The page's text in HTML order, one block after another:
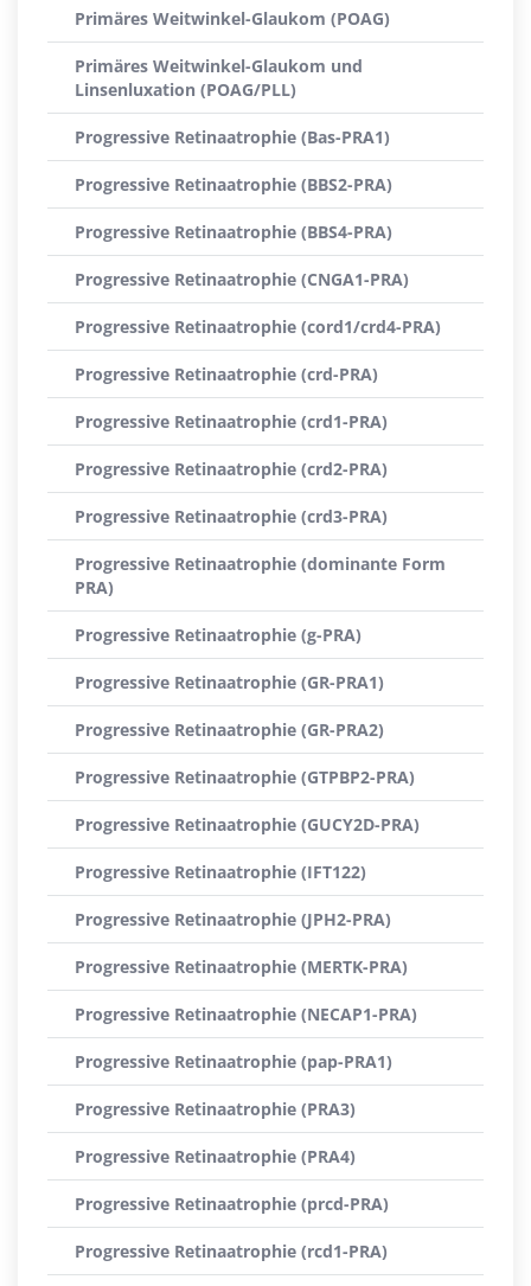
Primäres Weitwinkel-Glaukom (POAG)
Primäres Weitwinkel-Glaukom und
Linsenluxation (POAG/PLL)
Progressive Retinaatrophie (Bas-PRA1)
Progressive Retinaatrophie (BBS2-PRA)
Progressive Retinaatrophie (BBS4-PRA)
Progressive Retinaatrophie (CNGA1-PRA)
Progressive Retinaatrophie (cord1/crd4-PRA)
Progressive Retinaatrophie (crd-PRA)
Progressive Retinaatrophie (crd1-PRA)
Progressive Retinaatrophie (crd2-PRA)
Progressive Retinaatrophie (crd3-PRA)
Progressive Retinaatrophie (dominante Form
PRA)
Progressive Retinaatrophie (g-PRA)
Progressive Retinaatrophie (GR-PRA1)
Progressive Retinaatrophie (GR-PRA2)
Progressive Retinaatrophie (GTPBP2-PRA)
Progressive Retinaatrophie (GUCY2D-PRA)
Progressive Retinaatrophie (IFT122)
Progressive Retinaatrophie (JPH2-PRA)
Progressive Retinaatrophie (MERTK-PRA)
Progressive Retinaatrophie (NECAP1-PRA)
Progressive Retinaatrophie (pap-PRA1)
Progressive Retinaatrophie (PRA3)
Progressive Retinaatrophie (PRA4)
Progressive Retinaatrophie (prcd-PRA)
Progressive Retinaatrophie (rcd1-PRA)